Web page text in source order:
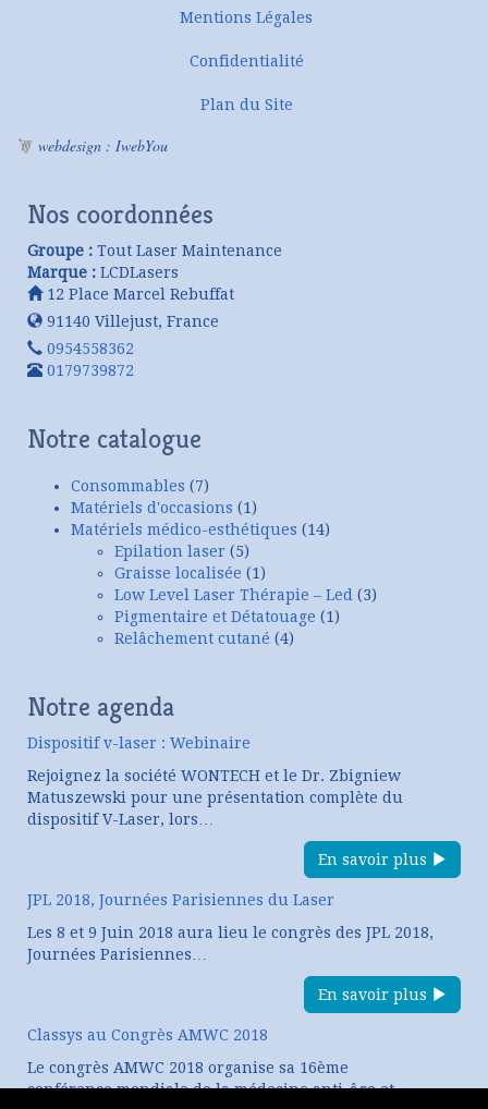
Mentions Légales
Confidentialité
Plan du Site
webdesign : IwebYou
Nos coordonnées
Groupe : Tout Laser Maintenance
Marque : LCDLasers
12 Place Marcel Rebuffat
91140 Villejust, France
0954558362
0179739872
Notre catalogue
Consommables (7)
Matériels d'occasions (1)
Matériels médico-esthétiques (14)
Epilation laser (5)
Graisse localisée (1)
Low Level Laser Thérapie – Led (3)
Pigmentaire et Détatouage (1)
Relâchement cutané (4)
Notre agenda
Dispositif v-laser : Webinaire
Rejoignez la société WONTECH et le Dr. Zbigniew
Matuszewski pour une présentation complète du
dispositif V-Laser, lors…
En savoir plus
JPL 2018, Journées Parisiennes du Laser
Les 8 et 9 Juin 2018 aura lieu le congrès des JPL 2018,
Journées Parisiennes…
En savoir plus
Classys au Congrès AMWC 2018
Le congrès AMWC 2018 organise sa 16ème
conférence mondiale de la médecine anti-âge et